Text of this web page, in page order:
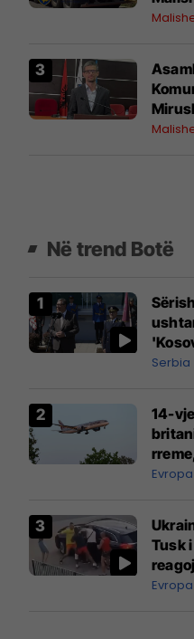
Në trend Botë
Serbia
14-
Evropa
Tusk
Evropa